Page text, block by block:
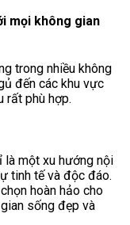
mọi không gian
trong nhiều không
đến các khu vực
rất phù hợp.
là một xu hướng nội
tinh tế và độc đáo.
hoàn hảo cho
sống đẹp và